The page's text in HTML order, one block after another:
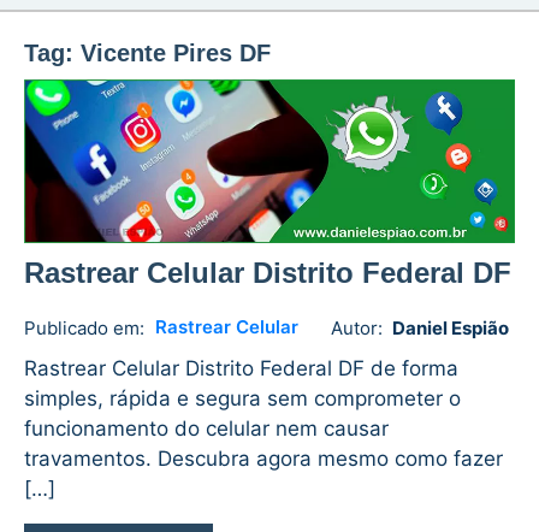
Tag: Vicente Pires DF
Rastrear Celular Distrito Federal DF
Publicado em: Rastrear Celular Autor: Daniel Espião
Daniel
Espião
1
comment
Rastrear Celular Distrito Federal DF de forma
simples, rápida e segura sem comprometer o
funcionamento do celular nem causar
travamentos. Descubra agora mesmo como fazer
[…]